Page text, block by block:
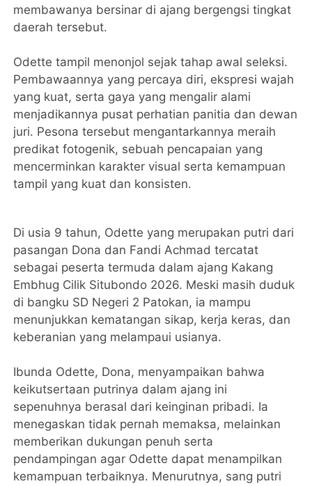
membawanya bersinar di ajang bergengsi tingkat
daerah tersebut.
Odette tampil menonjol sejak tahap awal seleksi.
Pembawaannya yang percaya diri, ekspresi wajah
yang kuat, serta gaya yang mengalir alami
menjadikannya pusat perhatian panitia dan dewan
juri. Pesona tersebut mengantarkannya meraih
predikat fotogenik, sebuah pencapaian yang
mencerminkan karakter visual serta kemampuan
tampil yang kuat dan konsisten.
Di usia 9 tahun, Odette yang merupakan putri dari
pasangan Dona dan Fandi Achmad tercatat
sebagai peserta termuda dalam ajang Kakang
Embhug Cilik Situbondo 2026. Meski masih duduk
di bangku SD Negeri 2 Patokan, ia mampu
menunjukkan kematangan sikap, kerja keras, dan
keberanian yang melampaui usianya.
Ibunda Odette, Dona, menyampaikan bahwa
keikutsertaan putrinya dalam ajang ini
sepenuhnya berasal dari keinginan pribadi. Ia
menegaskan tidak pernah memaksa, melainkan
memberikan dukungan penuh serta
pendampingan agar Odette dapat menampilkan
kemampuan terbaiknya. Menurutnya, sang putri